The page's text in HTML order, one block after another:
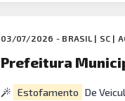
03/07/2026 - BRASIL | SC |
Prefeitura
Estofamento De